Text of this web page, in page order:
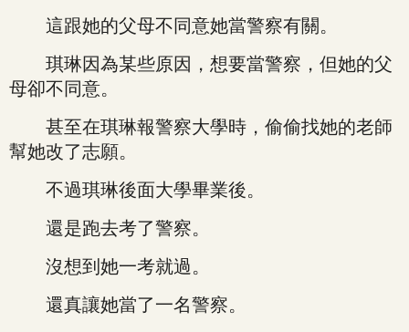
這跟她的父母不同意她當警察有關。
琪琳因為某些原因，想要當警察，但她的父
母卻不同意。
甚至在琪琳報警察大學時，偷偷找她的老師
幫她改了志願。
不過琪琳後面大學畢業後。
還是跑去考了警察。
沒想到她一考就過。
還真讓她當了一名警察。